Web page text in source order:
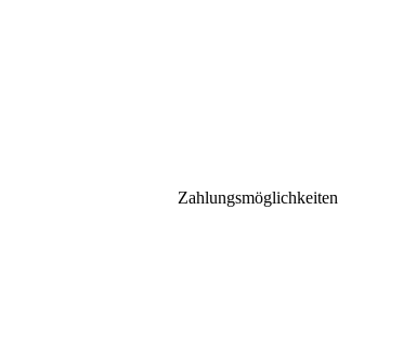
Zahlungsmöglichkeiten